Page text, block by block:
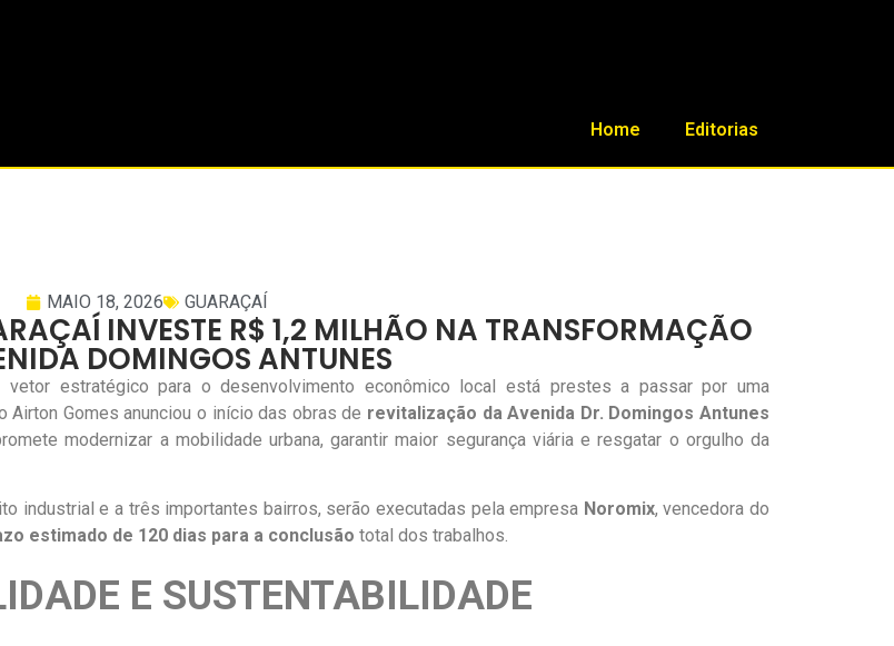
Home Editorias
MAIO 18, 2026 GUARAÇAÍ
INVESTE R$ 1,2 MILHÃO NA TRANSFORMAÇÃO
DOMINGOS ANTUNES
estratégico para o desenvolvimento econômico local está prestes a passar por uma
Gomes anunciou o início das obras de revitalização da Avenida Dr. Domingos Antunes
modernizar a mobilidade urbana, garantir maior segurança viária e resgatar o orgulho da
industrial e a três importantes bairros, serão executadas pela empresa Noromix, vencedora do
estimado de 120 dias para a conclusão total dos trabalhos.
E SUSTENTABILIDADE